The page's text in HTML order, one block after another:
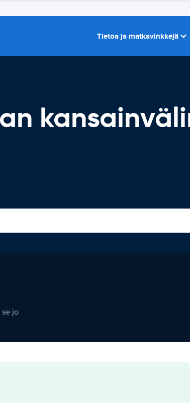
Tietoa ja matkavinkkejä
se jo